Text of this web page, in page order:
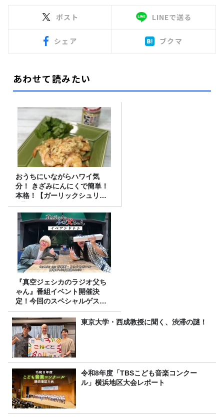
ポスト LINEで送る
シェア ブクマ
あわせて読みたい
おうちにいながらハワイ気
分！ きざみにんにくで簡単！
本格！【ガーリックシュリン
プ】 桃屋のかんたんレシピ
『真空ジェシカのラジオ父ち
ゃん』番組イベント開催決
定！今回のスペシャルゲスト
は、タカアンドトシ！
東京大学・西成教授に聞く、渋滞の謎！
令和8年度「TBSこども音楽コンクー
ル」横浜地区大会レポート